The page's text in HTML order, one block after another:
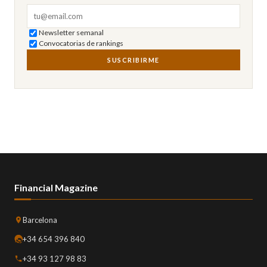
Newsletter semanal
Convocatorias de rankings
SUSCRIBIRME
Financial Magazine
Barcelona
+34 654 396 840
+34 93 127 98 83